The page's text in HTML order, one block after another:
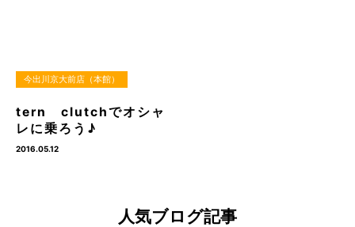
今出川京大前店（本館）
tern clutchでオシャ
レに乗ろう♪
2016.05.12
人気ブログ記事